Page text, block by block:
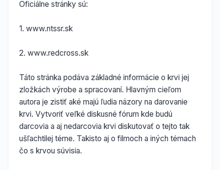
Oficiálne stránky sú:
1. www.ntssr.sk
2. www.redcross.sk
Táto stránka podáva základné informácie o krvi jej
zložkách výrobe a spracovaní. Hlavným cieľom
autora je zistiť aké majú ľudia názory na darovanie
krvi. Vytvoriť veľké diskusné fórum kde budú
darcovia a aj nedarcovia krvi diskutovať o tejto tak
ušľachtilej téme. Takisto aj o filmoch a iných témach
čo s krvou súvisia.